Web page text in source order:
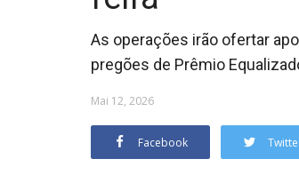
As operações irão ofertar
pregões de Prêmio
Mai 12, 2026
Facebook